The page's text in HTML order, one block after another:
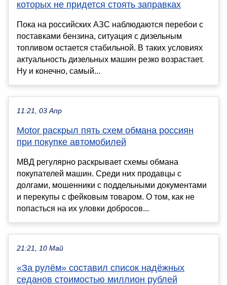
которых не придется стоять заправках
Пока на российских АЗС наблюдаются перебои с
поставками бензина, ситуация с дизельным
топливом остается стабильной. В таких условиях
актуальность дизельных машин резко возрастает.
Ну и конечно, самый...
11:21, 03 Апр
Motor раскрыл пять схем обмана россиян
при покупке автомобилей
МВД регулярно раскрывает схемы обмана
покупателей машин. Среди них продавцы с
долгами, мошенники с поддельными документами
и перекупы с фейковым товаром. О том, как не
попасться на их уловки добросов...
21:21, 10 Май
«За рулём» составил список надёжных
седанов стоимостью миллион рублей